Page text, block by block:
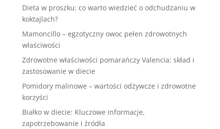
Dieta w proszku: co warto wiedzieć o odchudzaniu w
koktajlach?
Mamoncillo – egzotyczny owoc pełen zdrowotnych
właściwości
Zdrowotne właściwości pomarańczy Valencia: skład i
zastosowanie w diecie
Pomidory malinowe – wartości odżywcze i zdrowotne
korzyści
Białko w diecie: Kluczowe informacje,
zapotrzebowanie i źródła